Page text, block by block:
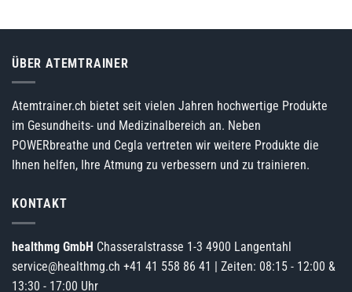
ÜBER ATEMTRAINER
Atemtrainer.ch bietet seit vielen Jahren hochwertige Produkte
im Gesundheits- und Medizinalbereich an. Neben
POWERbreathe und Cegla vertreten wir weitere Produkte die
Ihnen helfen, Ihre Atmung zu verbessern und zu trainieren.
KONTAKT
healthmg GmbH Chasseralstrasse 1-3 4900 Langentahl
service@healthmg.ch +41 41 558 86 41 | Zeiten: 08:15 - 12:00 &
13:30 - 17:00 Uhr